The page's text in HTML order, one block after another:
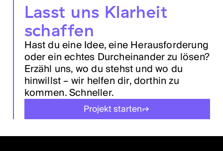
Lasst uns Klarheit
schaffen
Hast du eine Idee, eine Herausforderung
oder ein echtes Durcheinander zu lösen?
Erzähl uns, wo du stehst und wo du
hinwillst – wir helfen dir, dorthin zu
kommen. Schneller.
Projekt starten